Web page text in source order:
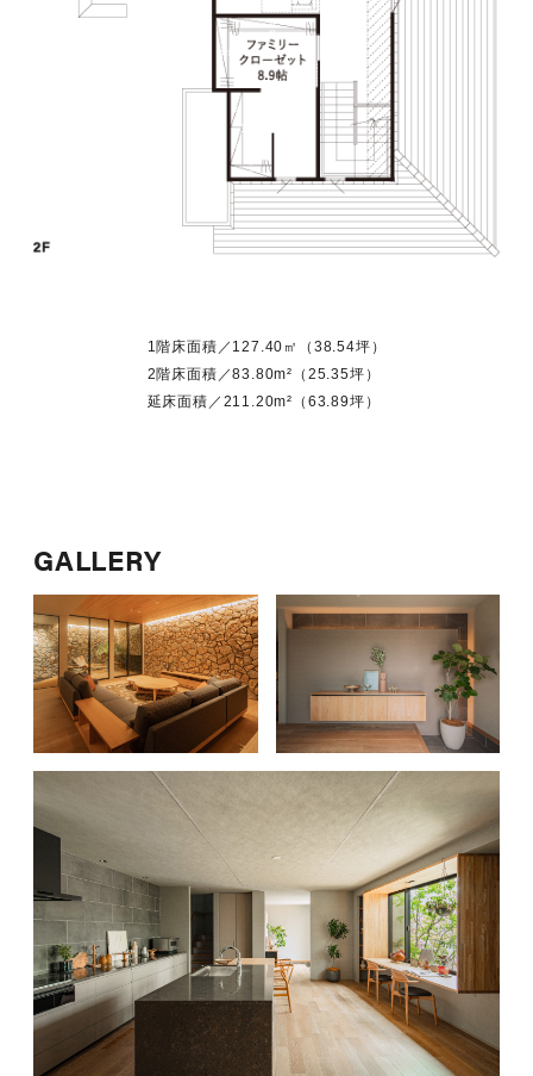
1階床面積／127.40㎡（38.54坪）
2階床面積／83.80m²（25.35坪）
延床面積／211.20m²（63.89坪）
GALLERY